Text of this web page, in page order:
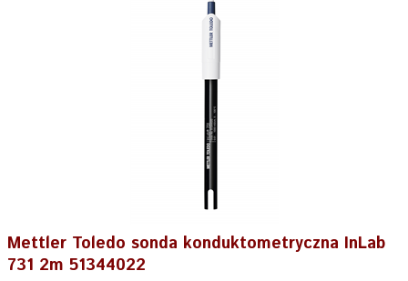
Mettler Toledo sonda konduktometryczna InLab
731 2m 51344022